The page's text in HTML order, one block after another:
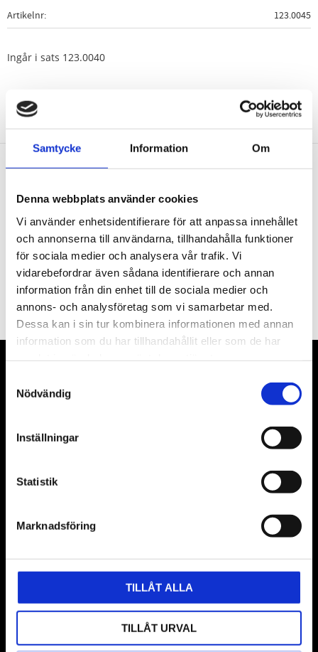
Samtycke Information Om
Denna webbplats använder cookies
Vi använder enhetsidentifierare för att anpassa innehållet
och annonserna till användarna, tillhandahålla funktioner
för sociala medier och analysera vår trafik. Vi
vidarebefordrar även sådana identifierare och annan
information från din enhet till de sociala medier och
annons- och analysföretag som vi samarbetar med.
Dessa kan i sin tur kombinera informationen med annan
information som du har tillhandahållit eller som de har
Nödvändig
Inställningar
Statistik
Marknadsföring
TILLÅT ALLA
TILLÅT URVAL
Artikelnr 123.0045
Ingår i sats 123.0040
Nyhetsbrev
PRENUMERERA
Våra främsta leverantörer är KS Tools verktyg, ATH billyftar
& däckmaskiner och Master luftmaskiner. Kontakta oss
gärna om vad som helst då vi gör vårt yttersta för att hjälpa